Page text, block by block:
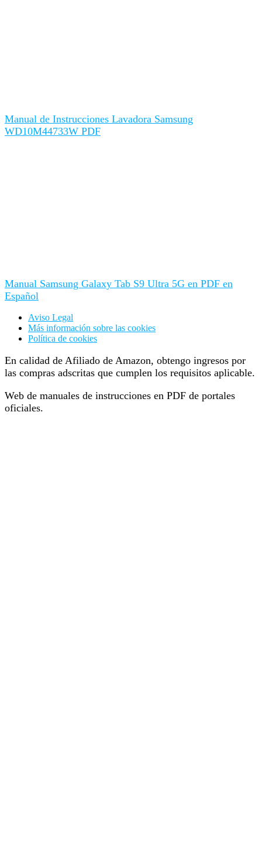
Manual de Instrucciones Lavadora Samsung
WD10M44733W PDF
Manual Samsung Galaxy Tab S9 Ultra 5G en PDF en
Español
Aviso Legal
Más información sobre las cookies
Política de cookies
En calidad de Afiliado de Amazon, obtengo ingresos por
las compras adscritas que cumplen los requisitos aplicable.
Web de manuales de instrucciones en PDF de portales
oficiales.